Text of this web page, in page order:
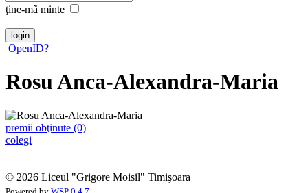
ţine-mã minte
OpenID?
Rosu Anca-Alexandra-Maria
premii obţinute (0)
colegi
© 2026 Liceul "Grigore Moisil" Timişoara